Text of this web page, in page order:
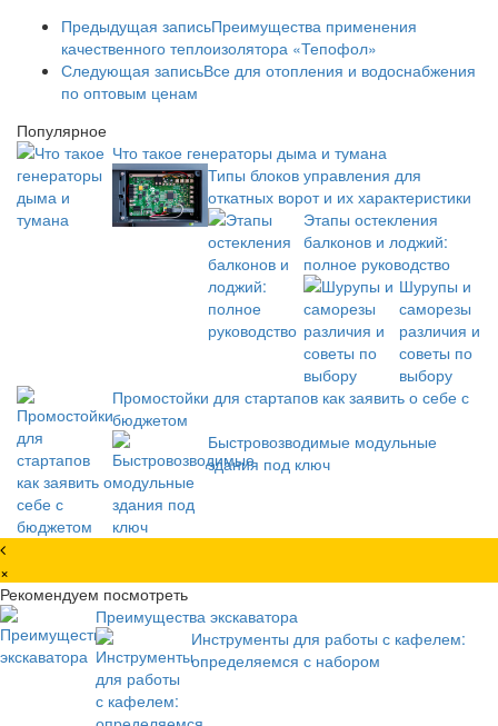
Предыдущая записьПреимущества применения
качественного теплоизолятора «Тепофол»
Следующая записьВсе для отопления и водоснабжения
по оптовым ценам
Популярное
Что такое генераторы дыма и тумана
Типы блоков управления для
откатных ворот и их характеристики
Этапы остекления
балконов и лоджий:
полное руководство
Шурупы и
саморезы
различия и
советы по
выбору
Промостойки для стартапов как заявить о себе с
бюджетом
Быстровозводимые модульные
здания под ключ
×
Рекомендуем посмотреть
Преимущества экскаватора
Инструменты для работы с кафелем:
определяемся с набором